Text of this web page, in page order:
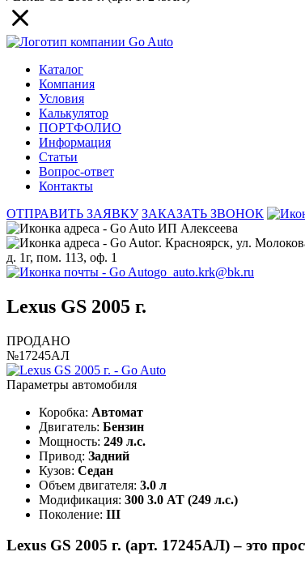
Каталог
Компания
Условия
Калькулятор
ПОРТФОЛИО
Информация
Статьи
Вопрос-ответ
Контакты
ОТПРАВИТЬ ЗАЯВКУ ЗАКАЗАТЬ ЗВОНОК
ИП Алексеева
г. Красноярск, ул.
д. 1г, пом. 113, оф. 1
go_auto.krk@bk.ru
Lexus GS 2005 г.
ПРОДАНО
№17245АЛ
Параметры автомобиля
Коробка: Автомат
Двигатель: Бензин
Мощность: 249 л.с.
Привод: Задний
Кузов: Седан
Объем двигателя: 3.0 л
Модификация: 300 3.0 AT (249 л.с.)
Поколение: III
Lexus GS 2005 г. (арт. 17245АЛ) – это